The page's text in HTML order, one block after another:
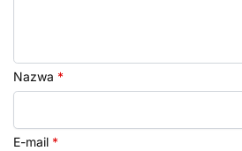
Nazwa *
E-mail *